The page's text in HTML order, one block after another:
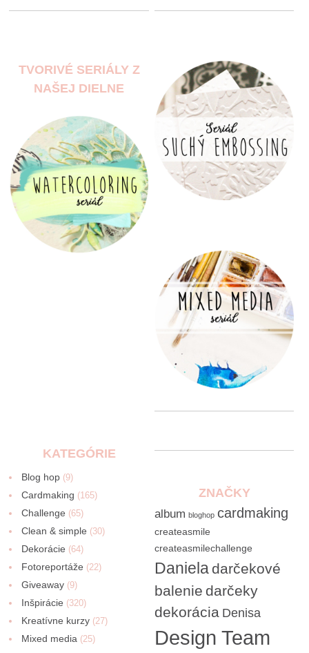
TVORIVÉ SERIÁLY Z
NAŠEJ DIELNE
KATEGÓRIE
Blog hop (9)
Cardmaking (165)
Challenge (65)
Clean & simple (30)
Dekorácie (64)
Fotoreportáže (22)
Giveaway (9)
Inšpirácie (320)
Kreatívne kurzy (27)
Mixed media (25)
ZNAČKY
album bloghop cardmaking
createasmile
createasmilechallenge
Daniela darčekové
balenie darčeky
dekorácia Denisa
Design Team